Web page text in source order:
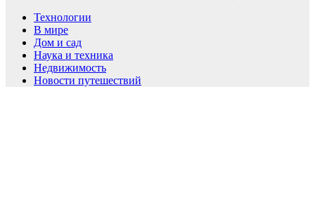
Технологии
В мире
Дом и сад
Наука и техника
Недвижимость
Новости путешествий